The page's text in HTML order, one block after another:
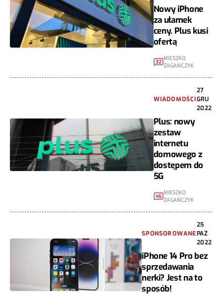
Nowy iPhone
za ułamek
ceny. Plus kusi
ofertą
32 MIESZKO
ZAGAŃCZYK
WIADOMOŚCI
27
GRU
2022
Plus: nowy
zestaw
internetu
domowego z
dostępem do
5G
46 MIESZKO
ZAGAŃCZYK
SPONSOROWANE
25
PAŹ
2022
iPhone 14 Pro bez
sprzedawania
nerki? Jest na to
sposób!